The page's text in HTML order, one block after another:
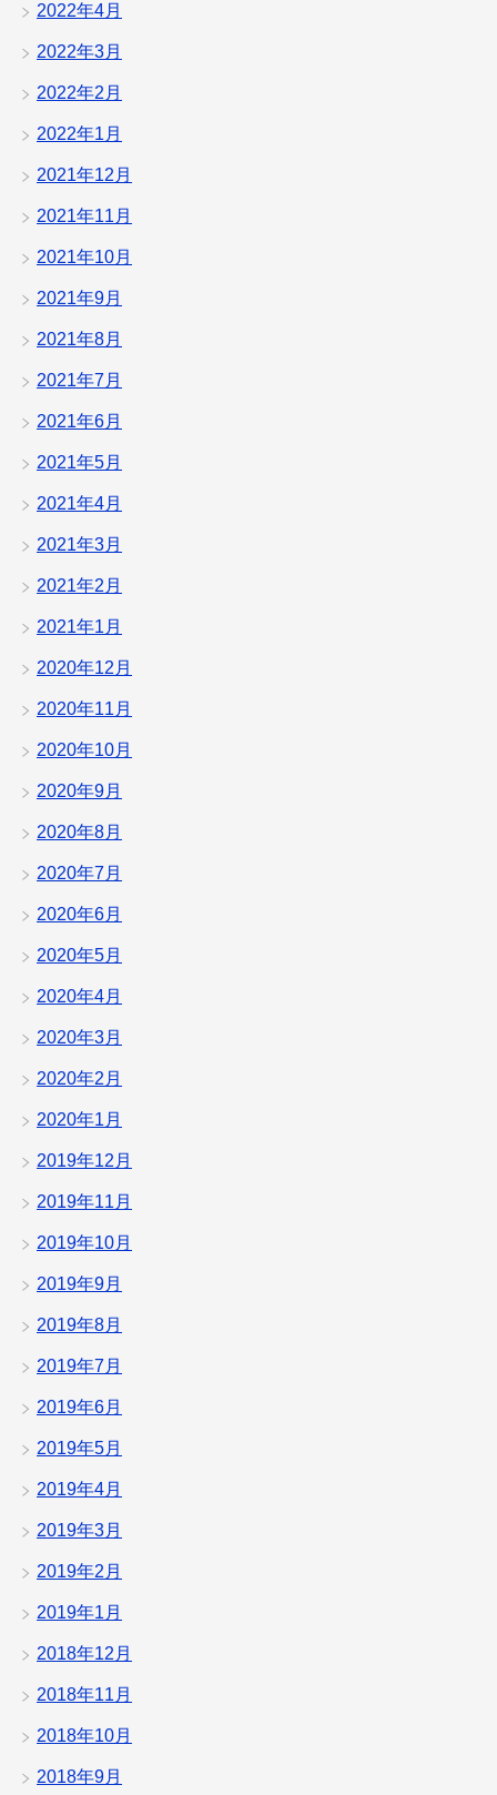
2022年4月
2022年3月
2022年2月
2022年1月
2021年12月
2021年11月
2021年10月
2021年9月
2021年8月
2021年7月
2021年6月
2021年5月
2021年4月
2021年3月
2021年2月
2021年1月
2020年12月
2020年11月
2020年10月
2020年9月
2020年8月
2020年7月
2020年6月
2020年5月
2020年4月
2020年3月
2020年2月
2020年1月
2019年12月
2019年11月
2019年10月
2019年9月
2019年8月
2019年7月
2019年6月
2019年5月
2019年4月
2019年3月
2019年2月
2019年1月
2018年12月
2018年11月
2018年10月
2018年9月